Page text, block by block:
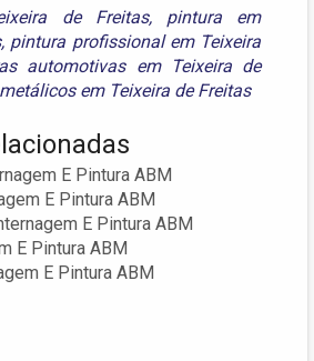
de Freitas, pintura em
, pintura profissional em Teixeira
automotivas em Teixeira de
em Teixeira de Freitas
E Pintura ABM
E Pintura ABM
E Pintura ABM
E Pintura ABM
E Pintura ABM